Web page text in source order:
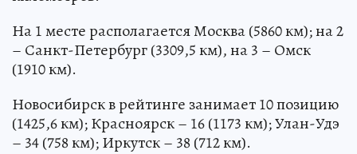
На 1 месте располагается Москва (5860 км); на 2
– Санкт-Петербург (3309,5 км), на 3 – Омск
(1910 км).
Новосибирск в рейтинге занимает 10 позицию
(1425,6 км); Красноярск – 16 (1173 км); Улан-Удэ
– 34 (758 км); Иркутск – 38 (712 км).